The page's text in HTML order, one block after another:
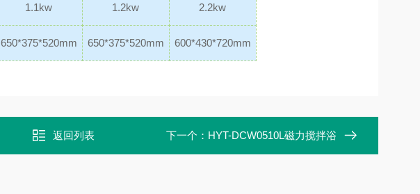
1.1kw 1.2kw 2.2kw
650*375*520mm 650*375*520mm 600*430*720mm
返回列表 下一个： HYT-DCW0510L磁力搅拌浴